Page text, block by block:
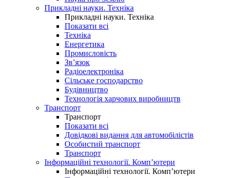
Прикладні науки. Техніка
Прикладні науки. Техніка
Показати всі
Техніка
Енергетика
Промисловість
Зв’язок
Радіоелектроніка
Сільське господарство
Будівництво
Технологія харчових виробництв
Транспорт
Транспорт
Показати всі
Довідкові видання для автомобілістів
Особистий транспорт
Транспорт
Інформаційні технології. Комп’ютери
Інформаційні технології. Комп’ютери